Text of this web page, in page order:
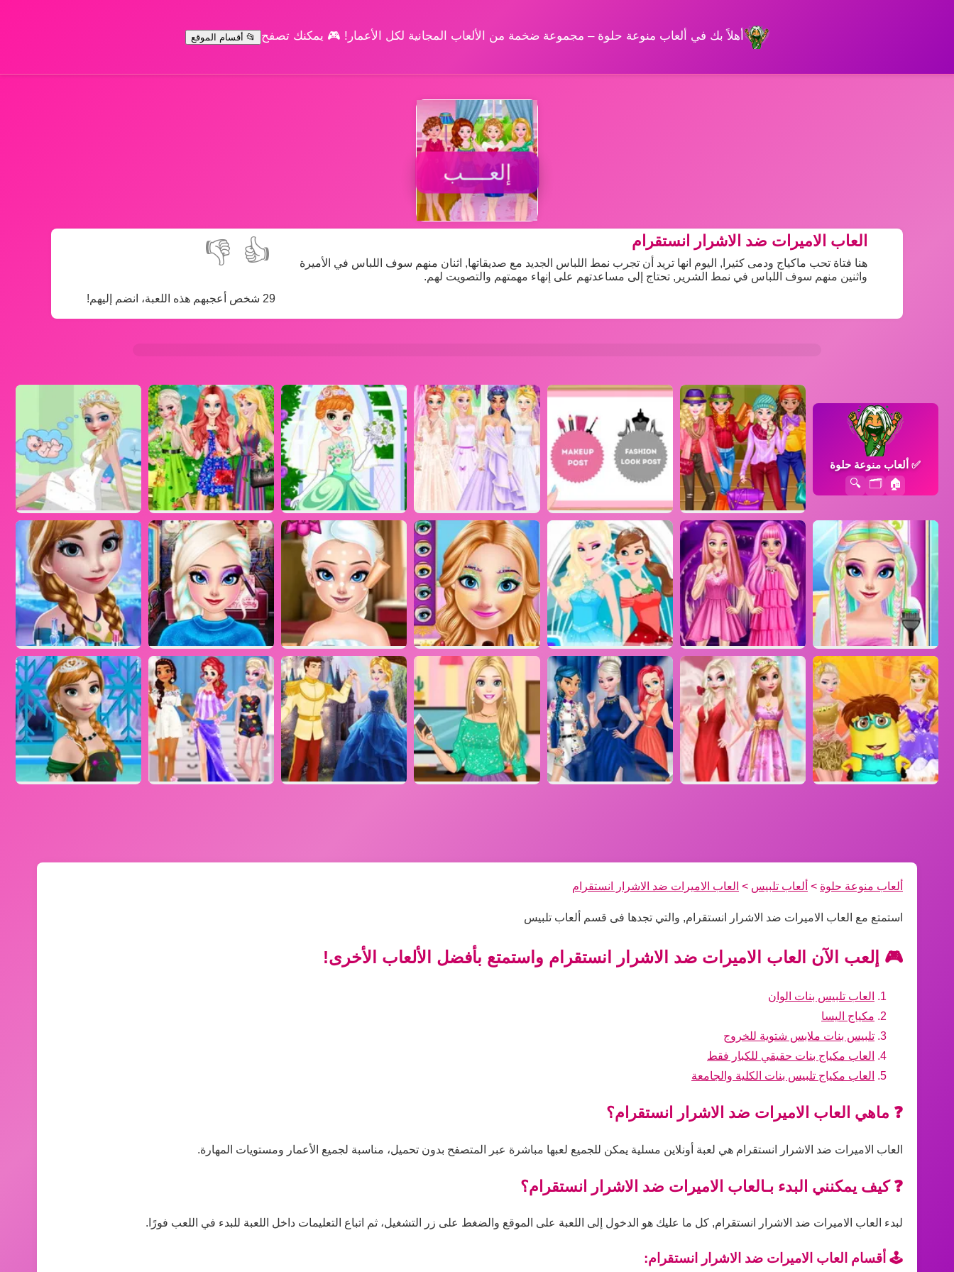
أهلاً بك في ألعاب منوعة حلوة – مجموعة ضخمة من الألعاب المجانية لكل الأعمار! 🎮 يمكنك تصفح 📂 أقسام الموقع
إلعــــب
👍
👎
29 شخص أعجبهم هذه اللعبة، انضم إليهم!
العاب الاميرات ضد الاشرار انستقرام
هنا فتاة تحب ماكياج ودمى كثيرا, اليوم انها تريد أن تجرب نمط اللباس الجديد مع صديقاتها, اثنان منهم سوف اللباس في الأميرة
واثنين منهم سوف اللباس في نمط الشرير, تحتاج إلى مساعدتهم على إنهاء مهمتهم والتصويت لهم.
✅ألعاب منوعة حلوة
🏠
🗂️
🔍
ألعاب منوعة حلوة > ألعاب تلبيس > العاب الاميرات ضد الاشرار انستقرام
استمتع مع العاب الاميرات ضد الاشرار انستقرام, والتي تجدها فى قسم ألعاب تلبيس
🎮 إلعب الآن العاب الاميرات ضد الاشرار انستقرام واستمتع بأفضل الألعاب الأخرى!
العاب تلبيس بنات الوان
مكياج اليسا
تلبيس بنات ملابس شتوية للخروج
العاب مكياج بنات حقيقي للكبار فقط
العاب مكياج تلبيس بنات الكلية والجامعة
❓ ماهي العاب الاميرات ضد الاشرار انستقرام؟
العاب الاميرات ضد الاشرار انستقرام هي لعبة أونلاين مسلية يمكن للجميع لعبها مباشرة عبر المتصفح بدون تحميل، مناسبة لجميع الأعمار ومستويات المهارة.
❓ كيف يمكنني البدء بـالعاب الاميرات ضد الاشرار انستقرام؟
لبدء العاب الاميرات ضد الاشرار انستقرام, كل ما عليك هو الدخول إلى اللعبة على الموقع والضغط على زر التشغيل، ثم اتباع التعليمات داخل اللعبة للبدء في اللعب فورًا.
🕹️ أقسام العاب الاميرات ضد الاشرار انستقرام: